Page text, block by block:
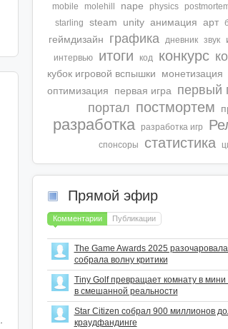
mobile
molehill nape physics
starling
steam unity анимация арт
геймдизайн
графика дневник звук
интервью
итоги код конкурс
кубок игровой вспышки монетизация
оптимизация первая игра первый
портал постмортем
разработка разработка игр
спонсоры
статистика
Прямой эфир
Комментарии Публикации
The Game Awards 2025
собрала волну критики
Tiny Golf превращает комнату в
в смешанной реальности
Star Citizen собрал 900 миллионов
краудфандинге